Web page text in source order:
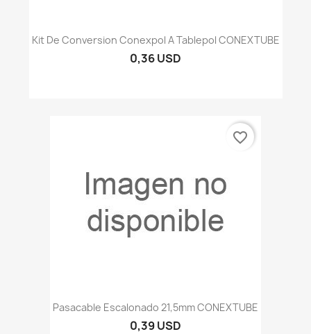
Kit De Conversion Conexpol A Tablepol CONEXTUBE
0,36 USD
Pasacable Escalonado 21,5mm CONEXTUBE
0,39 USD
favorite_border